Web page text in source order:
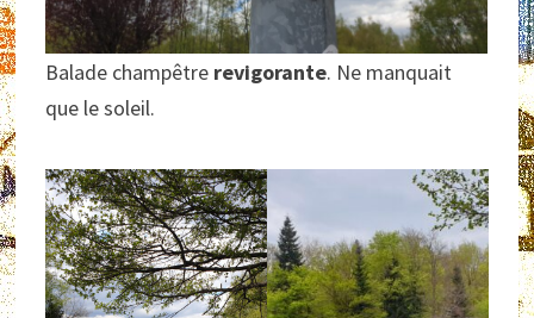
Balade champêtre revigorante. Ne manquait
que le soleil.